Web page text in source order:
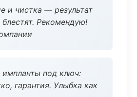
и чистка — результат
блестят. Рекомендую!
импланты под ключ:
гарантия. Улыбка как